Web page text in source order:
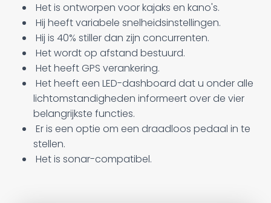
Het is ontworpen voor kajaks en kano's.
Hij heeft variabele snelheidsinstellingen.
Hij is 40% stiller dan zijn concurrenten.
Het wordt op afstand bestuurd.
Het heeft GPS verankering.
Het heeft een LED-dashboard dat u onder alle
lichtomstandigheden informeert over de vier
belangrijkste functies.
Er is een optie om een draadloos pedaal in te
stellen.
Het is sonar-compatibel.